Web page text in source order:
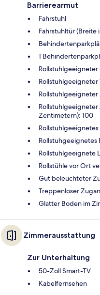
Barrierearmut
Fahrstuhl
Fahrstuhltür
1
Rollstuhlgeeigneter
Rollstuhlgeeigneter
Zentimetern): 100
Rollstuhgeeignetes
Rollstuhlgeeignete
Rollstühle vor Ort
Gut beleuchteter
Treppenloser
Glatter Boden im
Zimmerausstattung
Zur Unterhaltung
50-Zoll Smart-TV
Kabelfernsehen